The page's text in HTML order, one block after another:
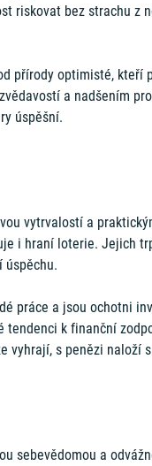
riskovat bez strachu z
přírody optimisté, kteří
a nadšením
úspěšní.
vytrvalostí a
i hraní loterie. Jejich
úspěchu.
práce a jsou ochotni
tendenci k finanční
vyhrají, s penězi naloží
sebevědomou a